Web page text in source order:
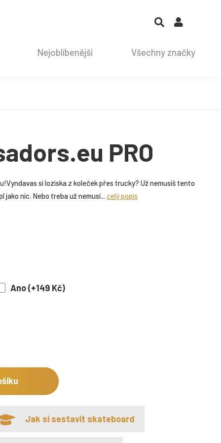
Nejoblíbenější Všechny značky
PRO
si loziska z koleček přes trucky? Už nemusíš tento
jako nic. Nebo ťreba už nemusi...celý popis
Ano (+149 Kč)
Jak si sestavit skateboard